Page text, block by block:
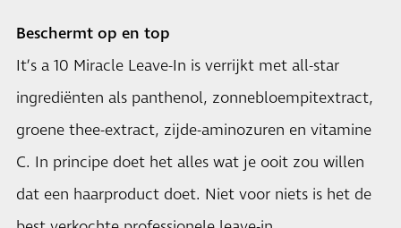
Beschermt op en top
It’s a 10 Miracle Leave-In is verrijkt met all-star
ingrediënten als panthenol, zonnebloempitextract,
groene thee-extract, zijde-aminozuren en vitamine
C. In principe doet het alles wat je ooit zou willen
dat een haarproduct doet. Niet voor niets is het de